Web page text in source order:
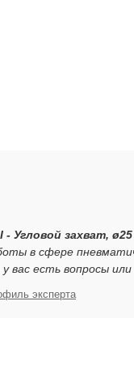
- Угловой захват,
в сфере
вас есть вопросы
эксперта